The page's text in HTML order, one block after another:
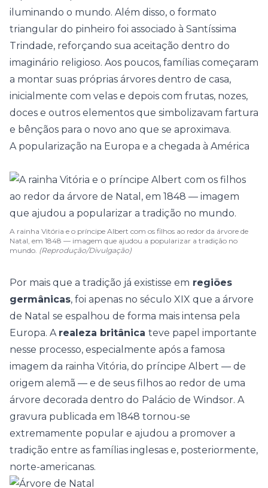
iluminando o mundo. Além disso, o formato
triangular do pinheiro foi associado à Santíssima
Trindade, reforçando sua aceitação dentro do
imaginário religioso. Aos poucos, famílias começaram
a montar suas próprias árvores dentro de casa,
inicialmente com velas e depois com frutas, nozes,
doces e outros elementos que simbolizavam fartura
e bênçãos para o novo ano que se aproximava.
A popularização na Europa e a chegada à América
A rainha Vitória e o príncipe Albert com os filhos ao redor da árvore de
Natal, em 1848 — imagem que ajudou a popularizar a tradição no
mundo. (Reprodução/Divulgação)
Por mais que a tradição já existisse em regiões
germânicas, foi apenas no século XIX que a árvore
de Natal se espalhou de forma mais intensa pela
Europa. A realeza britânica teve papel importante
nesse processo, especialmente após a famosa
imagem da rainha Vitória, do príncipe Albert — de
origem alemã — e de seus filhos ao redor de uma
árvore decorada dentro do Palácio de Windsor. A
gravura publicada em 1848 tornou-se
extremamente popular e ajudou a promover a
tradição entre as famílias inglesas e, posteriormente,
norte-americanas.